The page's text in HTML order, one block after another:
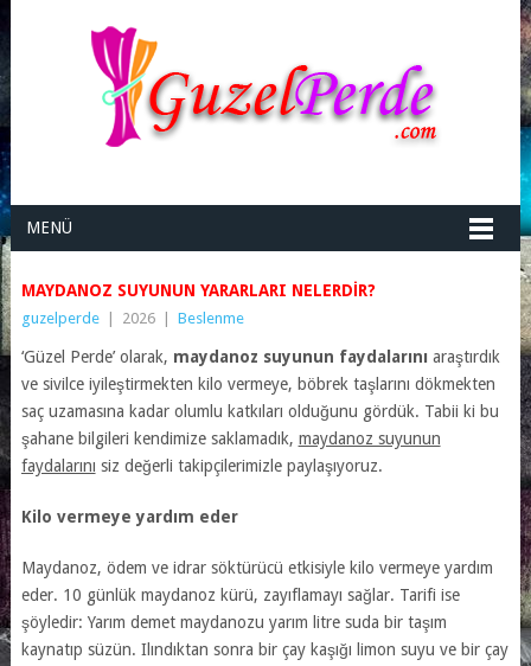
MENÜ
MAYDANOZ SUYUNUN YARARLARI NELERDIR?
guzelperde 2026 Beslenme
‘Güzel Perde’ olarak, maydanoz suyunun faydalarını araştırdık
ve sivilce iyileştirmekten kilo vermeye, böbrek taşlarını dökmekten
saç uzamasına kadar olumlu katkıları olduğunu gördük. Tabii ki bu
şahane bilgileri kendimize saklamadık, maydanoz suyunun
faydalarını siz değerli takipçilerimizle paylaşıyoruz.
Kilo vermeye yardım eder
Maydanoz, ödem ve idrar söktürücü etkisiyle kilo vermeye yardım
eder. 10 günlük maydanoz kürü, zayıflamayı sağlar. Tarifi ise
şöyledir: Yarım demet maydanozu yarım litre suda bir taşım
kaynatıp süzün. Ilındıktan sonra bir çay kaşığı limon suyu ve bir çay